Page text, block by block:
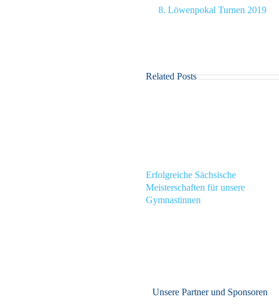
8. Löwenpokal Turnen 2019
Related Posts
Erfolgreiche Sächsische
Meisterschaften für unsere
Gymnastinnen
Unsere Partner und Sponsoren